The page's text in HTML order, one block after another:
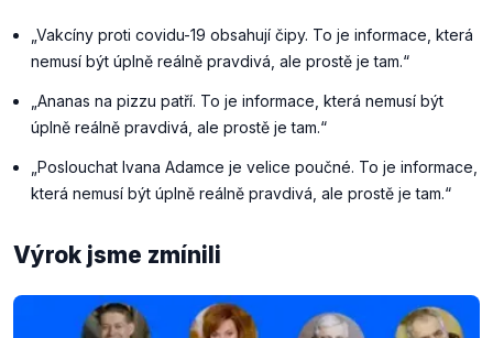
„Vakcíny proti covidu-19 obsahují čipy. To je informace, která
nemusí být úplně reálně pravdivá, ale prostě je tam.“
„Ananas na pizzu patří. To je informace, která nemusí být
úplně reálně pravdivá, ale prostě je tam.“
„Poslouchat Ivana Adamce je velice poučné. To je informace,
která nemusí být úplně reálně pravdivá, ale prostě je tam.“
Výrok jsme zmínili